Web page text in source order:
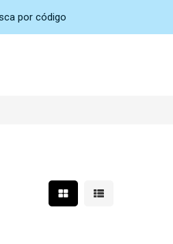
Mostrar resultados em
Mostrar